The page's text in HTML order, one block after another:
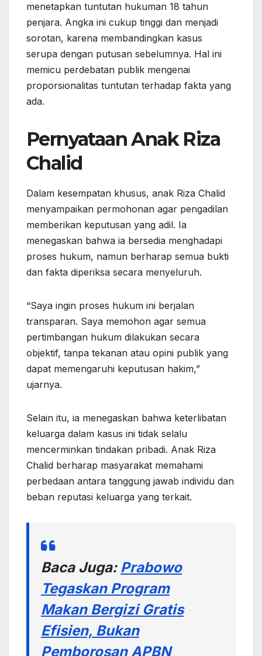
menetapkan tuntutan hukuman 18 tahun
penjara. Angka ini cukup tinggi dan menjadi
sorotan, karena membandingkan kasus
serupa dengan putusan sebelumnya. Hal ini
memicu perdebatan publik mengenai
proporsionalitas tuntutan terhadap fakta yang
ada.
Pernyataan Anak Riza
Chalid
Dalam kesempatan khusus, anak Riza Chalid
menyampaikan permohonan agar pengadilan
memberikan keputusan yang adil. Ia
menegaskan bahwa ia bersedia menghadapi
proses hukum, namun berharap semua bukti
dan fakta diperiksa secara menyeluruh.
“Saya ingin proses hukum ini berjalan
transparan. Saya memohon agar semua
pertimbangan hukum dilakukan secara
objektif, tanpa tekanan atau opini publik yang
dapat memengaruhi keputusan hakim,”
ujarnya.
Selain itu, ia menegaskan bahwa keterlibatan
keluarga dalam kasus ini tidak selalu
mencerminkan tindakan pribadi. Anak Riza
Chalid berharap masyarakat memahami
perbedaan antara tanggung jawab individu dan
beban reputasi keluarga yang terkait.
Baca Juga: Prabowo
Tegaskan Program
Makan Bergizi Gratis
Efisien, Bukan
Pemborosan APBN